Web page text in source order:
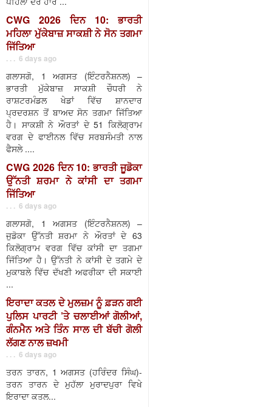
CWG 2026 ਦਿਨ 10: ਭਾਰਤੀ
ਮਹਿਲਾ ਮੁੱਕੇਬਾਜ਼ ਸਾਕਸ਼ੀ ਨੇ ਸੋਨ ਤਗਮਾ
ਜਿੱਤਿਆ
. . . 6 days ago
ਗਲਾਸਗੋ, 1 ਅਗਸਤ (ਇੰਟਰਨੈਸ਼ਨਲ) –
ਭਾਰਤੀ ਮੁੱਕੇਬਾਜ਼ ਸਾਕਸ਼ੀ ਚੌਧਰੀ ਨੇ
ਰਾਸ਼ਟਰਮੰਡਲ ਖੇਡਾਂ ਵਿੱਚ ਸ਼ਾਨਦਾਰ
ਪ੍ਰਦਰਸ਼ਨ ਤੋਂ ਬਾਅਦ ਸੋਨ ਤਗਮਾ ਜਿੱਤਿਆ
ਹੈ। ਸਾਕਸ਼ੀ ਨੇ ਔਰਤਾਂ ਦੇ 51 ਕਿਲੋਗ੍ਰਾਮ
ਵਰਗ ਦੇ ਫਾਈਨਲ ਵਿੱਚ ਸਰਬਸੰਮਤੀ ਨਾਲ
ਫੈਸਲੇ ....
CWG 2026 ਦਿਨ 10: ਭਾਰਤੀ ਜੂਡੋਕਾ
ਉੱਨਤੀ ਸ਼ਰਮਾ ਨੇ ਕਾਂਸੀ ਦਾ ਤਗਮਾ
ਜਿੱਤਿਆ
. . . 6 days ago
ਗਲਾਸਗੋ, 1 ਅਗਸਤ (ਇੰਟਰਨੈਸ਼ਨਲ) –
ਜੁਡੋਕਾ ਉੱਨਤੀ ਸ਼ਰਮਾ ਨੇ ਔਰਤਾਂ ਦੇ 63
ਕਿਲੋਗ੍ਰਾਮ ਵਰਗ ਵਿੱਚ ਕਾਂਸੀ ਦਾ ਤਗਮਾ
ਜਿੱਤਿਆ ਹੈ। ਉੱਨਤੀ ਨੇ ਕਾਂਸੀ ਦੇ ਤਗਮੇ ਦੇ
ਮੁਕਾਬਲੇ ਵਿੱਚ ਦੱਖਣੀ ਅਫਰੀਕਾ ਦੀ ਸਕਾਈ
...
ਇਰਾਦਾ ਕਤਲ ਦੇ ਮੁਲਜ਼ਮ ਨੂੰ ਫ਼ੜਨ ਗਈ
ਪੁਲਿਸ ਪਾਰਟੀ ’ਤੇ ਚਲਾਈਆਂ ਗੋਲੀਆਂ,
ਗੰਨਮੈਨ ਅਤੇ ਤਿੰਨ ਸਾਲ ਦੀ ਬੱਚੀ ਗੋਲੀ
ਲੱਗਣ ਨਾਲ ਜ਼ਖਮੀ
. . . 6 days ago
ਤਰਨ ਤਾਰਨ, 1 ਅਗਸਤ (ਹਰਿੰਦਰ ਸਿੰਘ)-
ਤਰਨ ਤਾਰਨ ਦੇ ਮੁਹੱਲਾ ਮੁਰਾਦਪੁਰਾ ਵਿਖੇ
ਇਰਾਦਾ ਕਤਲ...